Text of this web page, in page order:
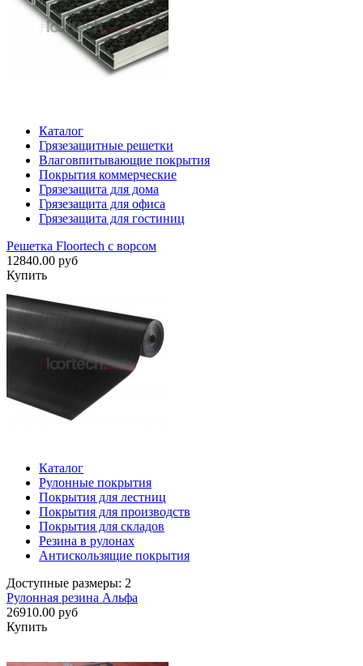
Каталог
Грязезащитные решетки
Влаговпитывающие покрытия
Покрытия коммерческие
Грязезащита для дома
Грязезащита для офиса
Грязезащита для гостиниц
Решетка Floortech с ворсом
12840.00 руб
Купить
Каталог
Рулонные покрытия
Покрытия для лестниц
Покрытия для производств
Покрытия для складов
Резина в рулонах
Антискользящие покрытия
Доступные размеры: 2
Рулонная резина Альфа
26910.00 руб
Купить